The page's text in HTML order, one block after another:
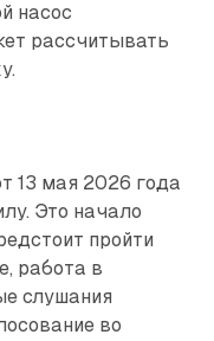
насос
рассчитывать
13 мая 2026 года
Это начало
пройти
работа в
слушания
во